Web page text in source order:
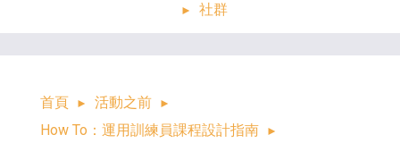
社群
首頁
活動之前
How To：運用訓練員課程設計指南